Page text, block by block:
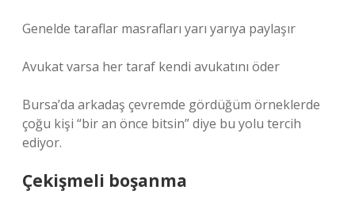
Genelde taraflar masrafları yarı yarıya paylaşır
Avukat varsa her taraf kendi avukatını öder
Bursa’da arkadaş çevremde gördüğüm örneklerde
çoğu kişi “bir an önce bitsin” diye bu yolu tercih
ediyor.
Çekişmeli boşanma